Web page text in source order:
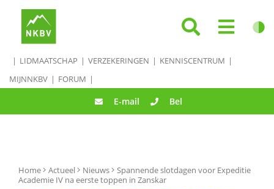
LIDMAATSCHAP VERZEKERINGEN
KENNISCENTRUM
MIJNNKBV
FORUM
E-mail Bel
Home Actueel Nieuws
Spannende slotdagen voor Expeditie
Academie IV na eerste toppen in Zanskar